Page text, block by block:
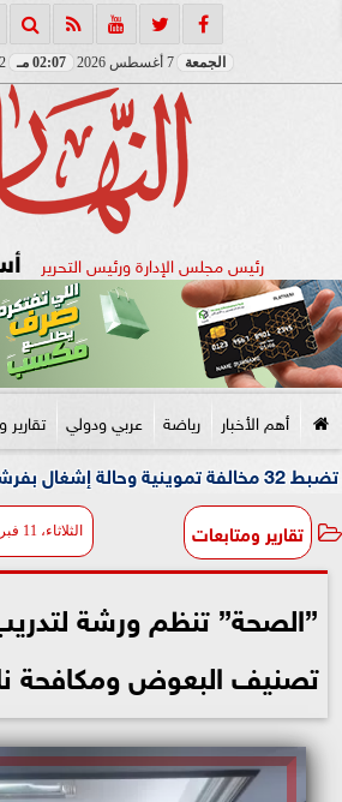
الجمعة 7 أغسطس 2026 02:07 مـ 22
رئيس مجلس الإدارة ورئيس التحرير
أهم الأخبار رياضة عربي ودولي
تقارير ومتابعات الثلاثاء، 11 فبراير 2025
”الصحة” تنظم ورشة
تصنيف البعوض ومكافحة